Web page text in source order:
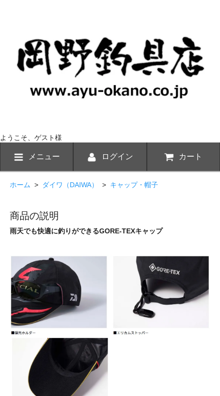
ようこそ、ゲスト様
メニュー ログイン カート
ホーム > ダイワ（DAIWA） > キャップ・帽子
商品の説明
雨天でも快適に釣りができるGORE-TEXキャップ